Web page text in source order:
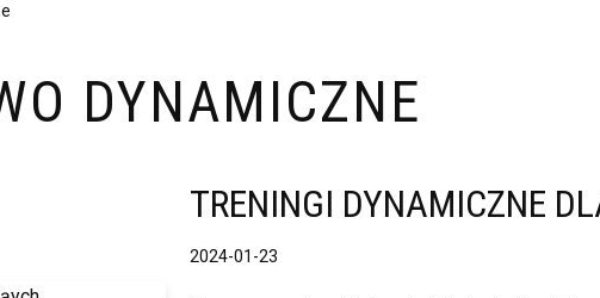
DYNAMICZNE
TRENINGI DYNAMICZNE
2024-01-23